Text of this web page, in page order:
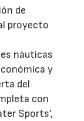
de
proyecto
náuticas
y
del
con
Sports’,